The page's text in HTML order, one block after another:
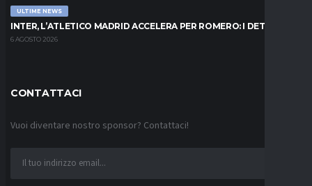
ULTIME NEWS
INTER, L’ATLETICO MADRID ACCELERA PER ROMERO: I DETTAGLI
6 AGOSTO 2026
CONTATTACI
Vuoi diventare nostro sponsor? Contattaci!